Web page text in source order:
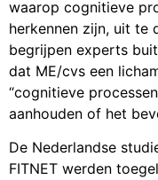
waarop cognitieve
herkennen zijn, uit te
begrijpen experts
dat ME/cvs een
“cognitieve
aanhouden of het
De Nederlandse
FITNET werden